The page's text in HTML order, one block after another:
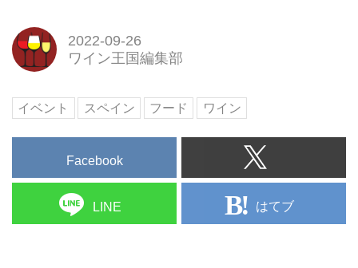
2022-09-26
ワイン王国編集部
イベント スペイン フード ワイン
Facebook
LINE はてブ